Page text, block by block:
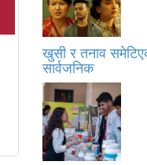
खुसी र तनाव
सार्वजनिक